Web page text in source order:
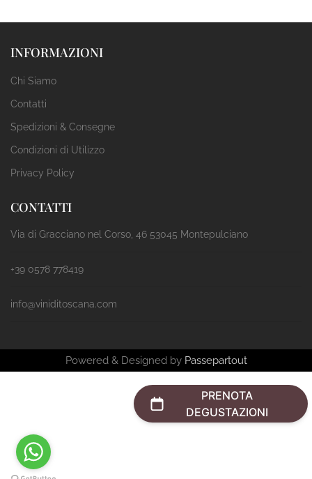
INFORMAZIONI
Chi Siamo
Contatti
Spedizioni & Consegne
Condizioni di Utilizzo
Privacy Policy
CONTATTI
Via di Gracciano nel Corso, 46 53045 Montepulciano
+39 0578 778419
info@viniditoscana.com
Powered & Designed by Passepartout
PRENOTA
DEGUSTAZIONI